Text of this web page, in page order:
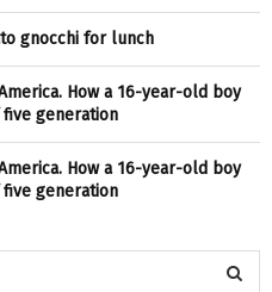
gnocchi for lunch
How a 16-year-old boy
generation
How a 16-year-old boy
generation